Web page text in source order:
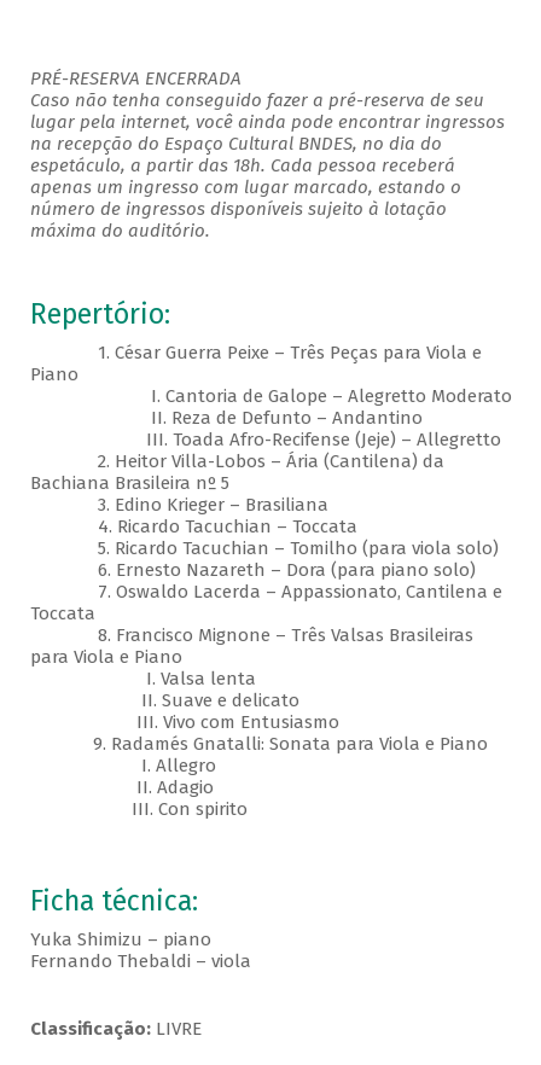
PRÉ-RESERVA ENCERRADA
Caso não tenha conseguido fazer a pré-reserva de seu
lugar pela internet, você ainda pode encontrar ingressos
na recepção do Espaço Cultural BNDES, no dia do
espetáculo, a partir das 18h. Cada pessoa receberá
apenas um ingresso com lugar marcado, estando o
número de ingressos disponíveis sujeito à lotação
máxima do auditório.
Repertório:
1. César Guerra Peixe – Três Peças para Viola e
Piano
I. Cantoria de Galope – Alegretto Moderato
II. Reza de Defunto – Andantino
III. Toada Afro-Recifense (Jeje) – Allegretto
2. Heitor Villa-Lobos – Ária (Cantilena) da
Bachiana Brasileira nº 5
3. Edino Krieger – Brasiliana
4. Ricardo Tacuchian – Toccata
5. Ricardo Tacuchian – Tomilho (para viola solo)
6. Ernesto Nazareth – Dora (para piano solo)
7. Oswaldo Lacerda – Appassionato, Cantilena e
Toccata
8. Francisco Mignone – Três Valsas Brasileiras
para Viola e Piano
I. Valsa lenta
II. Suave e delicato
III. Vivo com Entusiasmo
9. Radamés Gnatalli: Sonata para Viola e Piano
I. Allegro
II. Adagio
III. Con spirito
Ficha técnica:
Yuka Shimizu – piano
Fernando Thebaldi – viola
Classificação:LIVRE